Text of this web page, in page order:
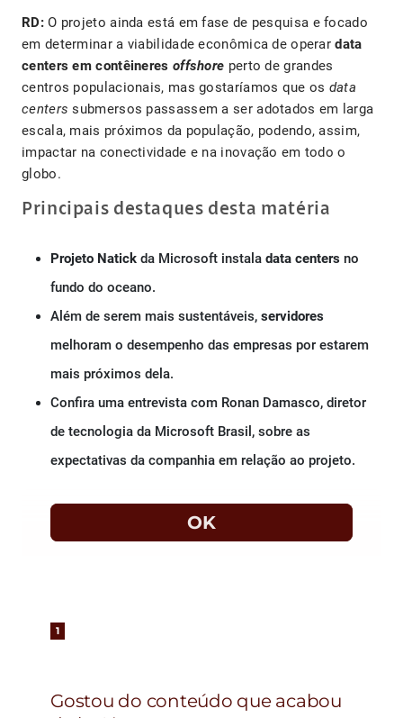
RD:O projeto ainda está em fase de pesquisa e focado
em determinar a viabilidade econômica de operardata
centers em contêineres offshore perto de grandes
centros populacionais, mas gostaríamos que os data
centers submersos passassem a ser adotados em larga
escala, mais próximos da população, podendo, assim,
impactar na conectividade e na inovação em todo o
globo.
Principais destaques desta matéria
Projeto Natick da Microsoft instala data centers no
fundo do oceano.
Além de serem mais sustentáveis, servidores
melhoram o desempenho das empresas por estarem
mais próximos dela.
Confira uma entrevista com Ronan Damasco, diretor
de tecnologia da Microsoft Brasil, sobre as
expectativas da companhia em relação ao projeto.